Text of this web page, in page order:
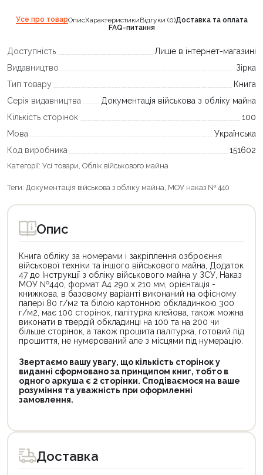
Усе про товарОписХарактеристикиВідгуки (0)Доставка та оплата
FAQ-питання
Доступність
Лише в інтернет-магазині
Видавництво
Зірка
Тип товару
Книга
Серія видавництва
Документація військова з обліку майна
Кількість сторінок
100
Мова
Українська
Код виробника
151602
Категорії: Усі товари Облік військового майна
Теги: Документація військова з обліку майна МОУ наказ № 440
Опис
Книга обліку за номерами і закріплення озброєння
військової техніки та іншого військового майна, Додаток
47 до Інструкції з обліку військового майна у ЗСУ, Наказ
МОУ №440, формат А4 290 х 210 мм, орієнтація -
книжкова, в базовому варіанті виконаний на офісному
папері 80 г/м2 та білою картонною обкладинкою 300
г/м2, має 100 сторінок, палітурка клейова, також можна
виконати в твердій обкладинці на 100 та на 200 чи
більше сторінок, а також прошита палітурка, готовий під
прошиття, не нумерований але з місцями під нумерацію.
Звертаємо вашу увагу, що кількість сторінок у
виданні сформовано за принципом книг, тобто в
одного аркуша є 2 сторінки. Сподіваємося на ваше
розуміння та уважність при оформленні
замовлення.
Доставка